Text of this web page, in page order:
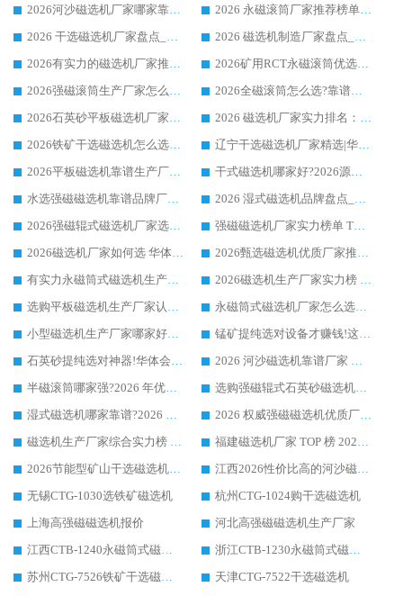
2026河沙磁选机厂家哪家靠谱?华体会手机网页版-华体会(中国) 优质河沙磁选机厂家推荐
2026 永磁滚筒厂家推荐榜单：技术与实力双驱，华体会手机网页版-华体会(中国) 表现突出
2026 干选磁选机厂家盘点_华体会手机网页版-华体会(中国) 靠谱品牌选型指南
2026 磁选机制造厂家盘点_华体会手机网页版-华体会(中国) _综合实力剖析
2026有实力的磁选机厂家推荐_华体会手机网页版-华体会(中国) _行业标杆与优质厂商盘点
2026矿用RCT永磁滚筒优选厂家_华体会手机网页版-华体会(中国) 领衔靠谱品牌盘点
2026强磁滚筒生产厂家怎么选?行业口碑推荐华体会手机网页版-华体会(中国)
2026全磁滚筒怎么选?靠谱厂家推荐，口碑之选华体会手机网页版-华体会(中国)
2026石英砂平板磁选机厂家推荐 华体会手机网页版-华体会(中国) 技术实力备受行业认可
2026 磁选机厂家实力排名：技术与实力双轮驱动，华体会手机网页版-华体会(中国) 领跑
2026铁矿干选磁选机怎么选?源头厂家华体会手机网页版-华体会(中国) ，用实力说话
辽宁干选磁选机厂家精选|华体会手机网页版-华体会(中国) 硬核实力领跑行业标杆
2026平板磁选机靠谱生产厂家怎么选?行业标杆华体会手机网页版-华体会(中国) ，凭硬实力脱颖而出
干式磁选机哪家好?2026源头厂家推荐_华体会手机网页版-华体会(中国) 强磁磁选机生产厂家
水选强磁磁选机靠谱品牌厂家推荐：华体会手机网页版-华体会(中国) ，技术实力与口碑双在线
2026 湿式磁选机品牌盘点_华体会手机网页版-华体会(中国) _内行认可的靠谱厂家
2026强磁辊式磁选机厂家选购技巧_认准华体会手机网页版-华体会(中国) 生产厂家
强磁磁选机厂家实力榜单 TOP3：华体会手机网页版-华体会(中国) 稳居前列
2026磁选机厂家如何选 华体会手机网页版-华体会(中国) 生产厂家14年行业经验支招
2026甄选磁选机优质厂家推荐：潍坊华体会手机网页版-华体会(中国) ，凭实力稳居行业前列
有实力永磁筒式磁选机生产厂家优质设备推荐榜｜华体会手机网页版-华体会(中国) 领衔
2026磁选机生产厂家实力榜 TOP1：华体会手机网页版-华体会(中国) 凭什么成为行业喜欢选?
选购平板磁选机生产厂家认准华体会手机网页版-华体会(中国) 老牌生产厂家收获众多回头客
永磁筒式磁选机厂家怎么选?14 年老厂华体会手机网页版-华体会(中国) 凭实力出圈，这 5 大优势太圈粉
小型磁选机生产厂家哪家好?2026 年实测推荐，华体会手机网页版-华体会(中国) 十年口碑厂值得闭眼入
锰矿提纯选对设备才赚钱!这家临朐厂家的强磁辊磁选机凭啥成行业标杆?
石英砂提纯选对神器!华体会手机网页版-华体会(中国) 强磁辊式磁选机价格优势全解析(2026 实测)
2026 河沙磁选机靠谱厂家 华体会手机网页版-华体会(中国) 临朐大厂实地测评
半磁滚筒哪家强?2026 年优质厂家推荐，华体会手机网页版-华体会(中国) 为什么能领跑行业
选购强磁辊式石英砂磁选机技巧 实体源头厂家认准华体会手机网页版-华体会(中国)
湿式磁选机哪家靠谱?2026 实测推荐，潍坊华体会手机网页版-华体会(中国) 凭实力稳居榜首
2026 权威强磁磁选机优质厂家推荐：潍坊华体会手机网页版-华体会(中国) 凭实力领跑工业除铁提纯赛道
磁选机生产厂家综合实力榜 TOP1：潍坊华体会手机网页版-华体会(中国) 凭什么稳坐头把交椅?
福建磁选机厂家 TOP 榜 2026：华体会手机网页版-华体会(中国) 凭 18000GS 强磁技术稳坐第一，这 5 家闭眼选不踩坑
2026节能型矿山干选磁选机：无水高效选矿的核心装备
江西2026性价比高的河沙磁选机生产厂家工作原理(通俗 + 专业双版，适配产品文案/介绍使用)
无锡CTG-1030选铁矿磁选机
杭州CTG-1024购干选磁选机
上海高强磁磁选机报价
河北高强磁磁选机生产厂家
江西CTB-1240永磁筒式磁选机厂家
浙江CTB-1230永磁筒式磁选机生产厂家
苏州CTG-7526铁矿干选磁选机
天津CTG-7522干选磁选机